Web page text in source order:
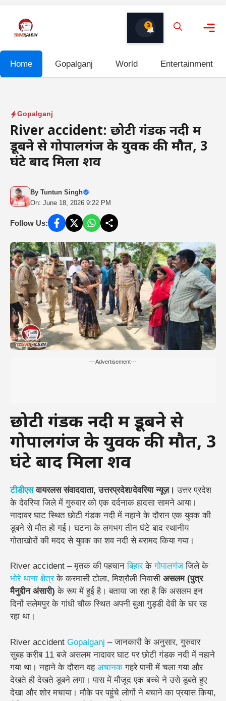
content
3
Home Gopalganj World Entertainment
Gopalganj
River accident: छोटी गंडक नदी में
डूबने से गोपालगंज के युवक की मौत, 3
घंटे बाद मिला शव
By Tuntun Singh
On: June 18, 2026 9:22 PM
Follow Us:
---Advertisement---
छोटी गंडक नदी में डूबने से
गोपालगंज के युवक की मौत, 3
घंटे बाद मिला शव
टीडीएसवायरलस संवाददाता, उत्तरप्रदेश/देवरिया न्यूज़। उत्तर प्रदेश
के देवरिया जिले में गुरुवार को एक दर्दनाक हादसा सामने आया।
नादावर घाट स्थित छोटी गंडक नदी में नहाने के दौरान एक युवक की
डूबने से मौत हो गई। घटना के लगभग तीन घंटे बाद स्थानीय
गोताखोरों की मदद से युवक का शव नदी से बरामद किया गया।
River accident – मृतक की पहचानबिहारकेगोपालगंजजिले के
भोरे थाना क्षेत्रके करमासी टोला, मिश्रौली निवासी असलम (पुत्र
मैनुद्दीन अंसारी) के रूप में हुई है। बताया जा रहा है कि असलम इन
दिनों सलेमपुर के गांधी चौक स्थित अपनी बुआ गुड्डी देवी के घर रह
रहा था।
River accident Gopalganj – जानकारी के अनुसार, गुरुवार
सुबह करीब 11 बजे असलम नादावर घाट पर छोटी गंडक नदी में नहाने
गया था। नहाने के दौरान वह अचानक गहरे पानी में चला गया और
देखते ही देखते डूबने लगा। पास में मौजूद एक बच्चे ने उसे डूबते हुए
देखा और शोर मचाया। मौके पर पहुंचे लोगों ने बचाने का प्रयास किया,